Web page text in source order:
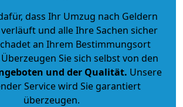
dass Ihr Umzug nach Geldern
und alle Ihre Sachen sicher
an Ihrem Bestimmungsort
Sie sich selbst von den
und der Qualität. Unsere
Service wird Sie garantiert
überzeugen.